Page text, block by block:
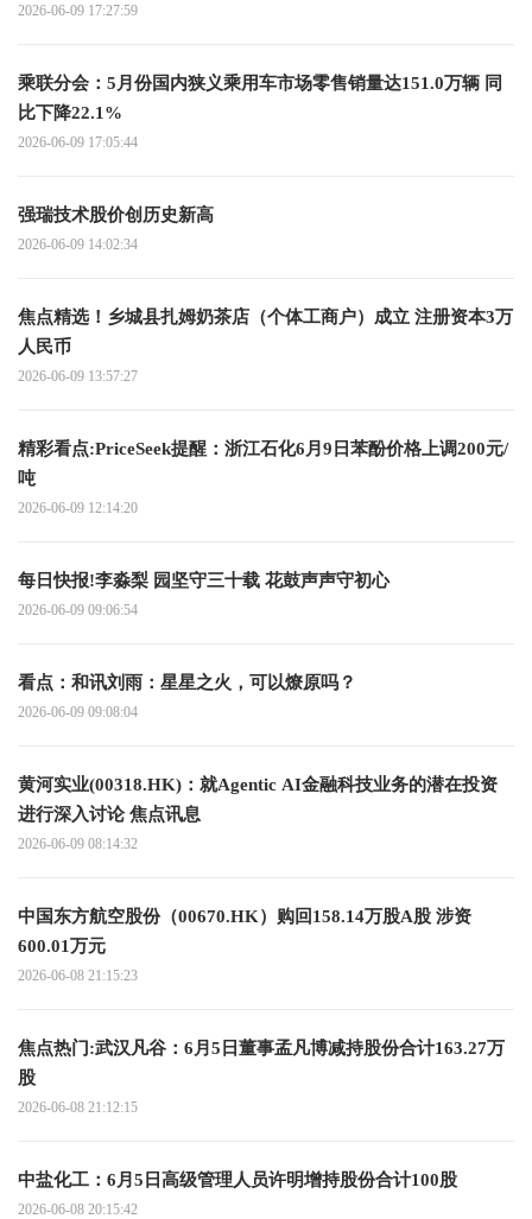
2026-06-09 17:27:59
乘联分会：5月份国内狭义乘用车市场零售销量达151.0万辆 同
比下降22.1%
2026-06-09 17:05:44
强瑞技术股价创历史新高
2026-06-09 14:02:34
焦点精选！乡城县扎姆奶茶店（个体工商户）成立 注册资本3万
人民币
2026-06-09 13:57:27
精彩看点:PriceSeek提醒：浙江石化6月9日苯酚价格上调200元/
吨
2026-06-09 12:14:20
每日快报!李淼梨 园坚守三十载 花鼓声声守初心
2026-06-09 09:06:54
看点：和讯刘雨：星星之火，可以燎原吗？
2026-06-09 09:08:04
黄河实业(00318.HK)：就Agentic AI金融科技业务的潜在投资
进行深入讨论 焦点讯息
2026-06-09 08:14:32
中国东方航空股份（00670.HK）购回158.14万股A股 涉资
600.01万元
2026-06-08 21:15:23
焦点热门:武汉凡谷：6月5日董事孟凡博减持股份合计163.27万
股
2026-06-08 21:12:15
中盐化工：6月5日高级管理人员许明增持股份合计100股
2026-06-08 20:15:42